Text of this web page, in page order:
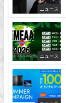
ニュース
ニュース